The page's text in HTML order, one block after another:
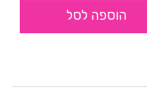
הוספה לסל